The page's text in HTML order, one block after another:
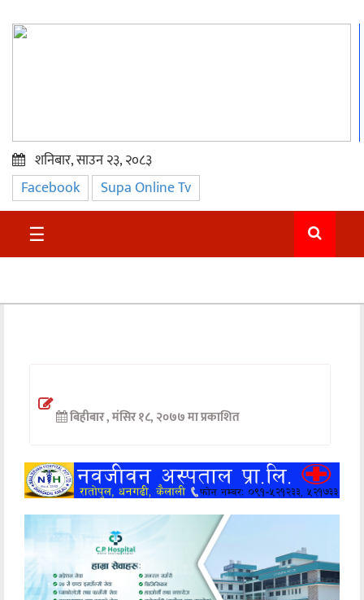
प्रमुख
समाचार
सुदुर
अन्तर्वार्ता
खेलकुद
मनोरञ्जन
अन्य
शनिबार, साउन २३, २०८३
Facebook Supa Online Tv
☰
बिहीबार , मंसिर १८, २०७७ मा प्रकाशित